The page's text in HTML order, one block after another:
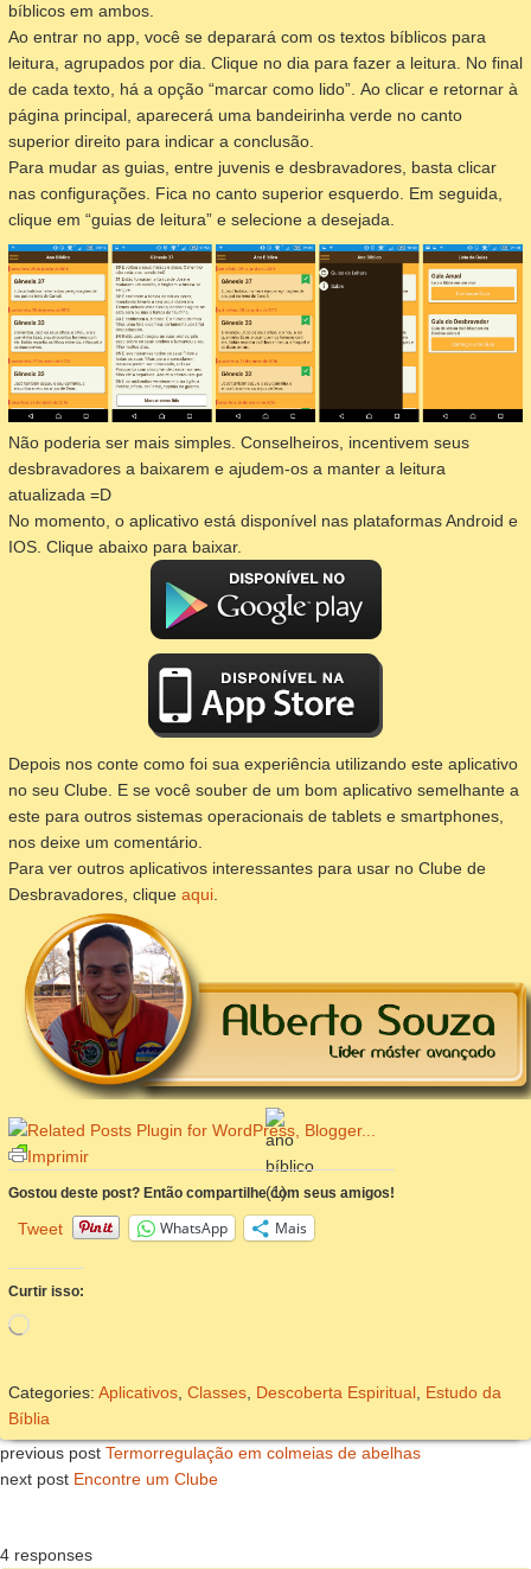
bíblicos em ambos.
Ao entrar no app, você se deparará com os textos bíblicos para
leitura, agrupados por dia. Clique no dia para fazer a leitura. No final
de cada texto, há a opção “marcar como lido”. Ao clicar e retornar à
página principal, aparecerá uma bandeirinha verde no canto
superior direito para indicar a conclusão.
Para mudar as guias, entre juvenis e desbravadores, basta clicar
nas configurações. Fica no canto superior esquerdo. Em seguida,
clique em “guias de leitura” e selecione a desejada.
Não poderia ser mais simples. Conselheiros, incentivem seus
desbravadores a baixarem e ajudem-os a manter a leitura
atualizada =D
No momento, o aplicativo está disponível nas plataformas Android e
IOS. Clique abaixo para baixar.
Depois nos conte como foi sua experiência utilizando este aplicativo
no seu Clube. E se você souber de um bom aplicativo semelhante a
este para outros sistemas operacionais de tablets e smartphones
nos deixe um comentário.
Para ver outros aplicativos interessantes para usar no Clube de
Desbravadores, clique aqui
Imprimir
Gostou deste post? Então compartilhe com seus amigos!
Tweet WhatsApp Mais
Curtir isso:
Carregando...
Categories: Aplicativos Classes Descoberta Espiritual Estudo da
Bíblia
previous post Termorregulação em colmeias de abelhas
next post Encontre um Clube
4 responses